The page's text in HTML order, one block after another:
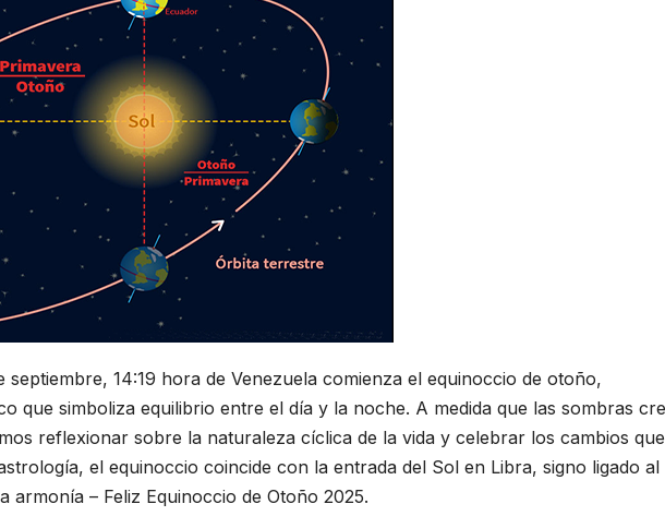
septiembre, 14:19 hora de Venezuela comienza el equinoccio de otoño,
que simboliza equilibrio entre el día y la noche. A medida que las sombras
reflexionar sobre la naturaleza cíclica de la vida y celebrar los cambios que
el equinoccio coincide con la entrada del Sol en Libra, signo ligado al
armonía – Feliz Equinoccio de Otoño 2025.